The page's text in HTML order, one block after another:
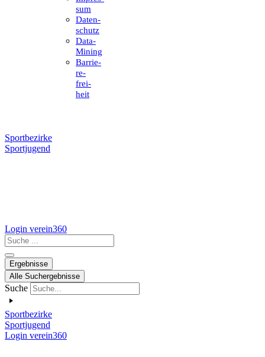
sum
Daten­
schutz
Data-
Mining
Barrie­
re­
frei­
heit
Sportbezirke
Sportjugend
Login verein360
Search
...
Ergebnisse
Alle Suchergebnisse
Suche
Sportbezirke
Sportjugend
Login verein360